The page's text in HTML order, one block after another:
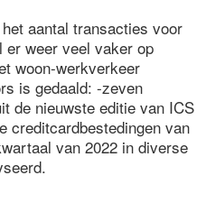
aantal transacties voor
er weer veel vaker op
woon-werkverkeer
is gedaald: -zeven
de nieuwste editie van ICS
creditcardbestedingen van
van 2022 in diverse